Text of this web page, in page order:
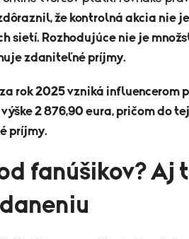
že kontrolná akcia nie
sietí. Rozhodujúce nie je
zdaniteľné príjmy.
rok 2025 vzniká influencerom
2 876,90 eura, pričom do
príjmy.
fanúšikov? Aj